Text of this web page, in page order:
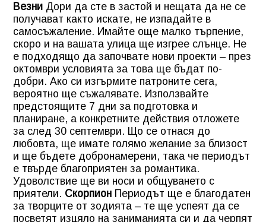
Везни Дори да сте в застой и нещата да не се
получават както искате, не изпадайте в
самосъжаление. Имайте още малко търпение,
скоро и на вашата улица ще изгрее слънце. Не
е подходящо да започвате нови проекти – през
октомври условията за това ще бъдат по-
добри. Ако си изгърмите патроните сега,
вероятно ще съжалявате. Използвайте
предстоящите 7 дни за подготовка и
планиране, а конкретните действия отложете
за след 30 септември. Що се отнася до
любовта, ще имате голямо желание за близост
и ще бъдете добронамерени, така че периодът
е твърде благоприятен за романтика.
Удоволствие ще ви носи и общуването с
приятели. Скорпион Периодът ще е благодатен
за творците от зодията – те ще успеят да се
посветят изцяло на заниманията си и да черпят